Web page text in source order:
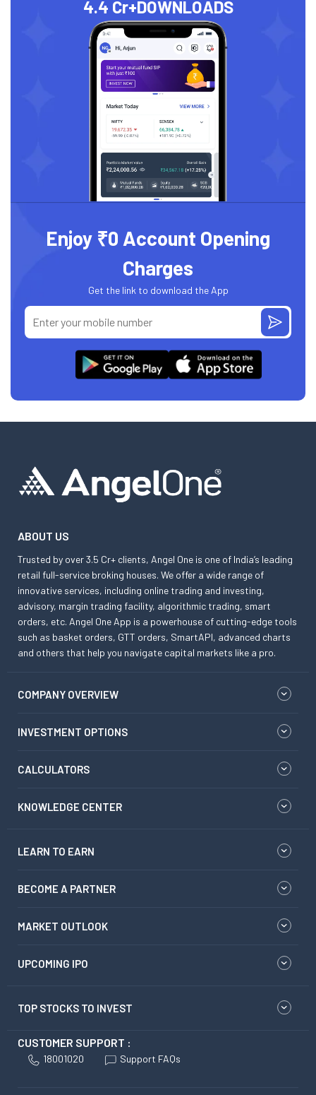
4.4 Cr+DOWNLOADS
Enjoy ₹0 Account Opening
Charges
Get the link to download the App
ABOUT US
Trusted by over 3.5 Cr+ clients, Angel One is one of India’s leading
retail full-service broking houses. We offer a wide range of
innovative services, including online trading and investing,
advisory, margin trading facility, algorithmic trading, smart
orders, etc. Angel One App is a powerhouse of cutting-edge tools
such as basket orders, GTT orders, SmartAPI, advanced charts
and others that help you navigate capital markets like a pro.
COMPANY OVERVIEW
INVESTMENT OPTIONS
CALCULATORS
KNOWLEDGE CENTER
LEARN TO EARN
BECOME A PARTNER
MARKET OUTLOOK
UPCOMING IPO
TOP STOCKS TO INVEST
CUSTOMER SUPPORT :
18001020 Support FAQs